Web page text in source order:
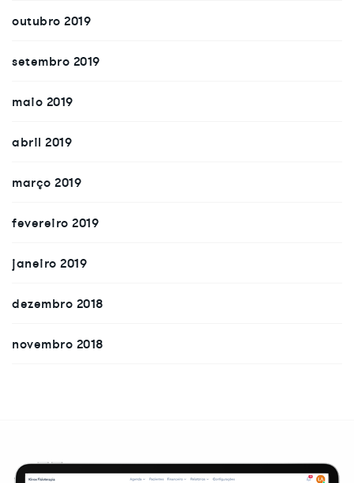
outubro 2019
setembro 2019
maio 2019
abril 2019
março 2019
fevereiro 2019
janeiro 2019
dezembro 2018
novembro 2018